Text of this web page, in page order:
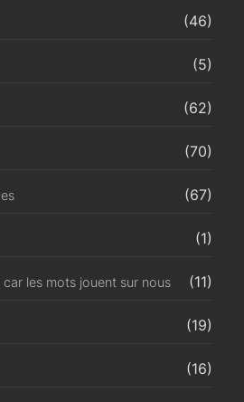
(46)
(5)
(62)
(70)
(67)
(1)
les mots jouent sur nous (11)
(19)
(16)